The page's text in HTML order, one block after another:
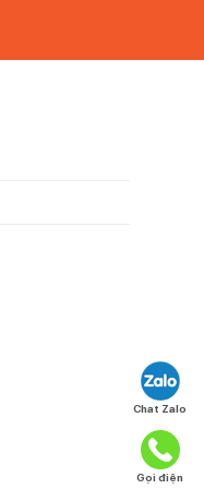
Chat Zalo
Gọi điện